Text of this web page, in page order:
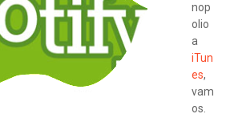
nop
olio
a
iTun
es,
vam
os.